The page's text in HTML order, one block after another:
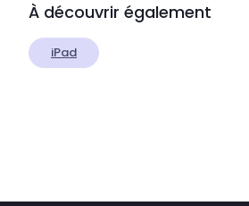
À découvrir également
iPad